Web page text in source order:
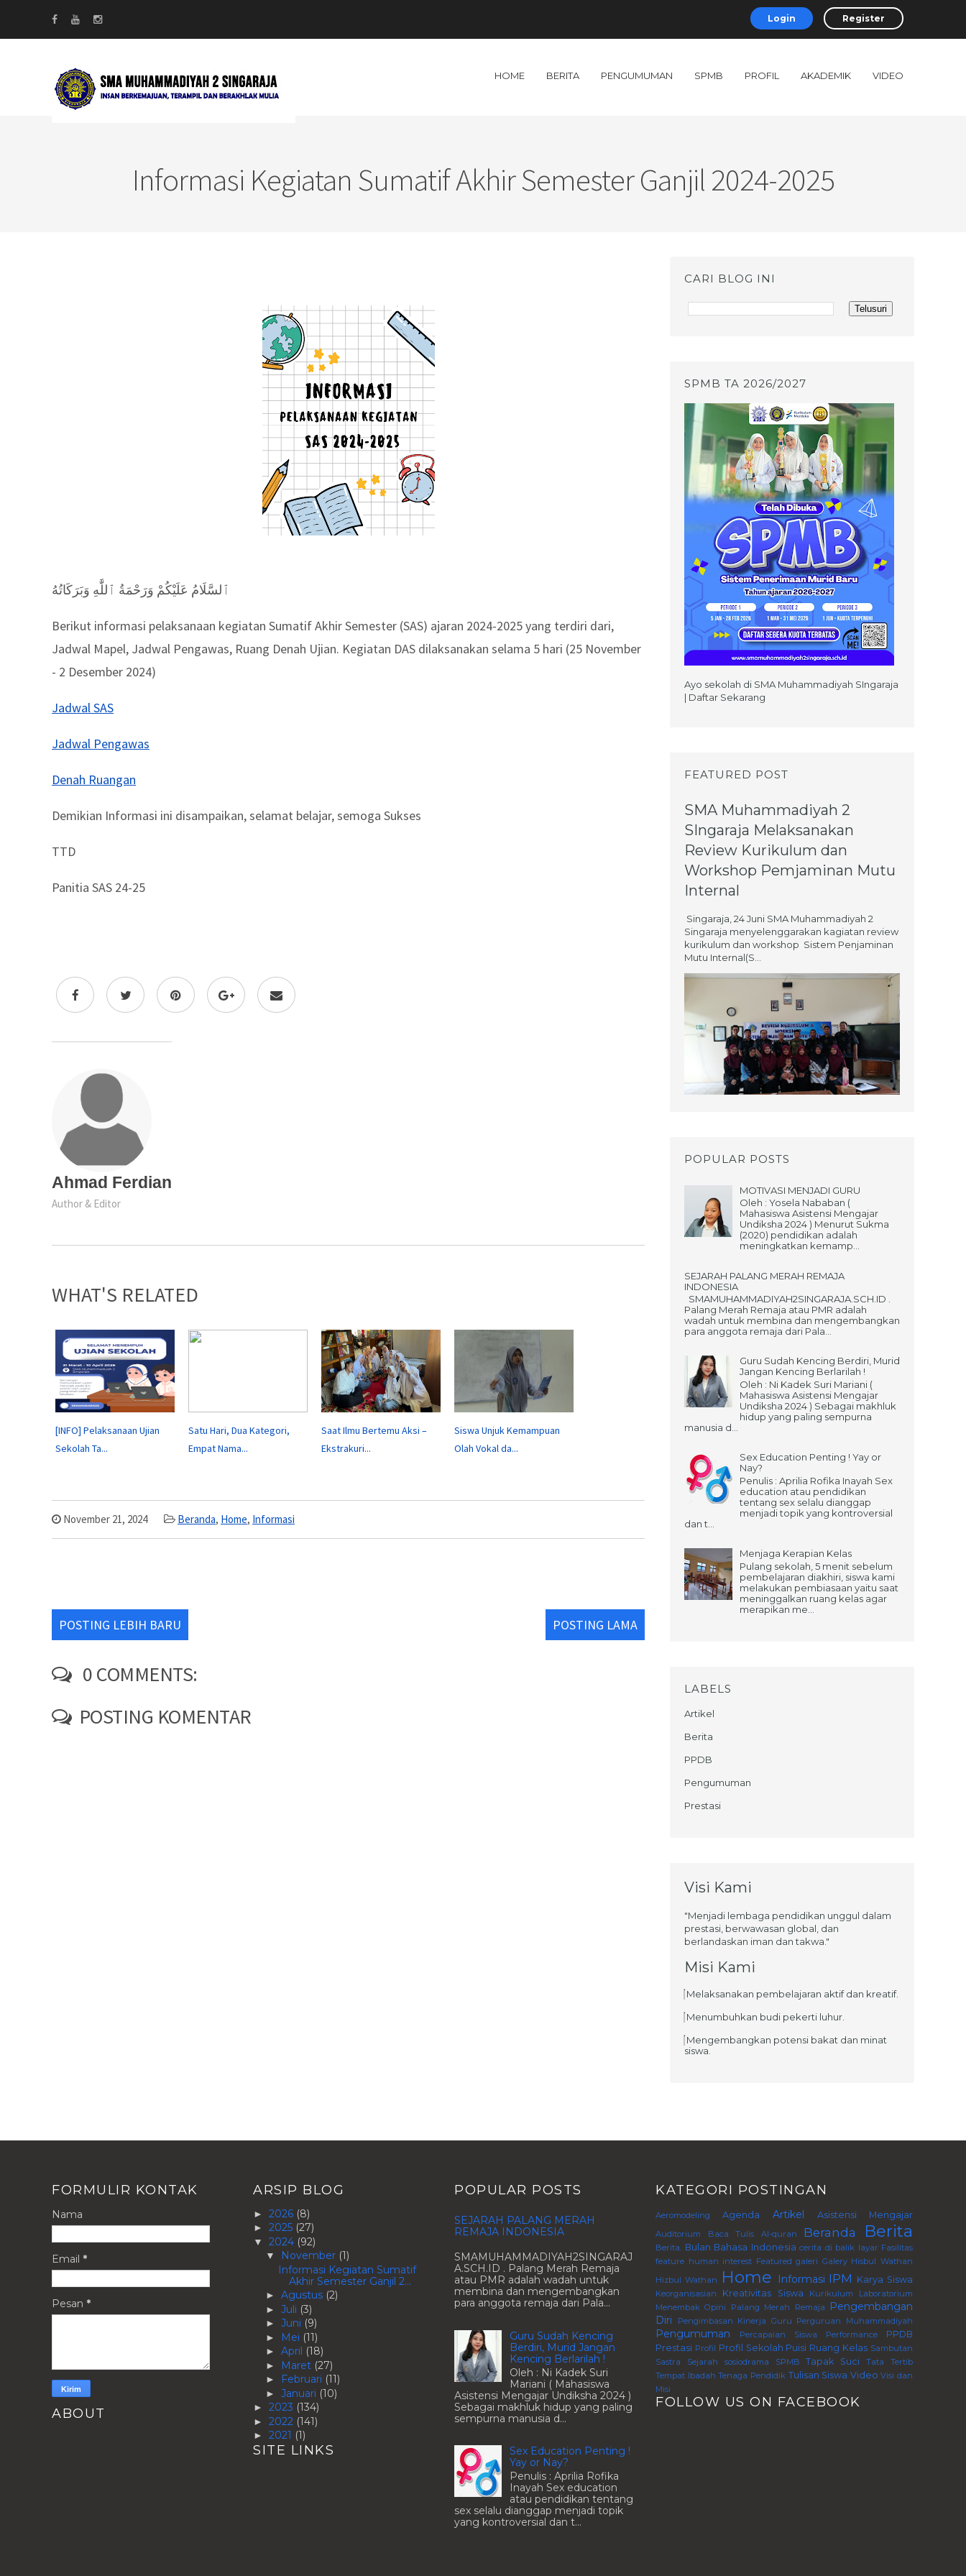
Login Register
HOME BERITA PENGUMUMAN SPMB PROFIL AKADEMIK VIDEO
Informasi Kegiatan Sumatif Akhir Semester Ganjil 2024-2025
ٱلسَّلَامُ عَلَيْكُمْ وَرَحْمَةُ ٱللَّٰهِ وَبَرَكَاتُهُ
Berikut informasi pelaksanaan kegiatan Sumatif Akhir Semester (SAS) ajaran 2024-2025 yang terdiri dari,
Jadwal Mapel, Jadwal Pengawas, Ruang Denah Ujian. Kegiatan DAS dilaksanakan selama 5 hari (25 November
- 2 Desember 2024)
Jadwal SAS
Jadwal Pengawas
Denah Ruangan
Demikian Informasi ini disampaikan, selamat belajar, semoga Sukses
TTD
Panitia SAS 24-25
Ahmad Ferdian
Author & Editor
WHAT'S RELATED
[INFO] Pelaksanaan Ujian
Sekolah Ta...
Satu Hari, Dua Kategori,
Empat Nama...
Saat Ilmu Bertemu Aksi –
Ekstrakuri...
Siswa Unjuk Kemampuan
Olah Vokal da...
November 21, 2024 Beranda, Home, Informasi
POSTING LEBIH BARU POSTING LAMA
0 COMMENTS:
POSTING KOMENTAR
CARI BLOG INI
SPMB TA 2026/2027
Ayo sekolah di SMA Muhammadiyah SIngaraja
| Daftar Sekarang
FEATURED POST
SMA Muhammadiyah 2
SIngaraja Melaksanakan
Review Kurikulum dan
Workshop Pemjaminan Mutu
Internal
Singaraja, 24 Juni SMA Muhammadiyah 2
Singaraja menyelenggarakan kagiatan review
kurikulum dan workshop Sistem Penjaminan
Mutu Internal(S...
POPULAR POSTS
MOTIVASI MENJADI GURU
Oleh : Yosela Nababan (
Mahasiswa Asistensi Mengajar
Undiksha 2024 ) Menurut Sukma
(2020) pendidikan adalah
meningkatkan kemamp...
SEJARAH PALANG MERAH REMAJA
INDONESIA
SMAMUHAMMADIYAH2SINGARAJA.SCH.ID .
Palang Merah Remaja atau PMR adalah
wadah untuk membina dan mengembangkan
para anggota remaja dari Pala...
Guru Sudah Kencing Berdiri, Murid
Jangan Kencing Berlarilah !
Oleh : Ni Kadek Suri Mariani (
Mahasiswa Asistensi Mengajar
Undiksha 2024 ) Sebagai makhluk
hidup yang paling sempurna
manusia d...
Sex Education Penting ! Yay or
Nay?
Penulis : Aprilia Rofika Inayah Sex
education atau pendidikan
tentang sex selalu dianggap
menjadi topik yang kontroversial
dan t...
Menjaga Kerapian Kelas
Pulang sekolah, 5 menit sebelum
pembelajaran diakhiri, siswa kami
melakukan pembiasaan yaitu saat
meninggalkan ruang kelas agar
merapikan me...
LABELS
Artikel
Berita
PPDB
Pengumuman
Prestasi
Visi Kami
"Menjadi lembaga pendidikan unggul dalam
prestasi, berwawasan global, dan
berlandaskan iman dan takwa."
Misi Kami
Melaksanakan pembelajaran aktif dan kreatif.
Menumbuhkan budi pekerti luhur.
Mengembangkan potensi bakat dan minat
siswa.
FORMULIR KONTAK
Nama
Email *
Pesan *
ABOUT
ARSIP BLOG
► 2026 (8)
► 2025 (27)
▼ 2024 (92)
▼ November (1)
Informasi Kegiatan Sumatif
Akhir Semester Ganjil 2...
► Agustus (2)
► Juli (3)
► Juni (9)
► Mei (11)
► April (18)
► Maret (27)
► Februari (11)
► Januari (10)
► 2023 (134)
► 2022 (141)
► 2021 (1)
SITE LINKS
POPULAR POSTS
SEJARAH PALANG MERAH
REMAJA INDONESIA
SMAMUHAMMADIYAH2SINGARAJ
A.SCH.ID . Palang Merah Remaja
atau PMR adalah wadah untuk
membina dan mengembangkan
para anggota remaja dari Pala...
Guru Sudah Kencing
Berdiri, Murid Jangan
Kencing Berlarilah !
Oleh : Ni Kadek Suri
Mariani ( Mahasiswa
Asistensi Mengajar Undiksha 2024 )
Sebagai makhluk hidup yang paling
sempurna manusia d...
Sex Education Penting !
Yay or Nay?
Penulis : Aprilia Rofika
Inayah Sex education
atau pendidikan tentang
sex selalu dianggap menjadi topik
yang kontroversial dan t...
KATEGORI POSTINGAN
Aeromodeling Agenda Artikel Asistensi Mengajar
Auditorium Baca Tulis Al-quran Beranda Berita
Berita. Bulan Bahasa Indonesia cerita di balik layar Fasilitas
feature human interest Featured galeri Galery Hisbul Wathan
Hizbul Wathan
Home Informasi IPM Karya Siswa
Keorganisasian Kreativitas Siswa Kurikulum
Laboratorium
Menembak Opini Palang Merah Remaja
Pengembangan
Diri
Pengimbasan Kinerja Guru Perguruan Muhammadiyah
Pengumuman Percapaian Siswa Performance
PPDB
Prestasi Profil Profil Sekolah Puisi Ruang Kelas Sambutan
Sastra
Sejarah sosiodrama SPMB Tapak Suci
Tata Tertib
Tempat Ibadah Tenaga Pendidik Tulisan Siswa Video Visi dan
Misi
FOLLOW US ON FACEBOOK